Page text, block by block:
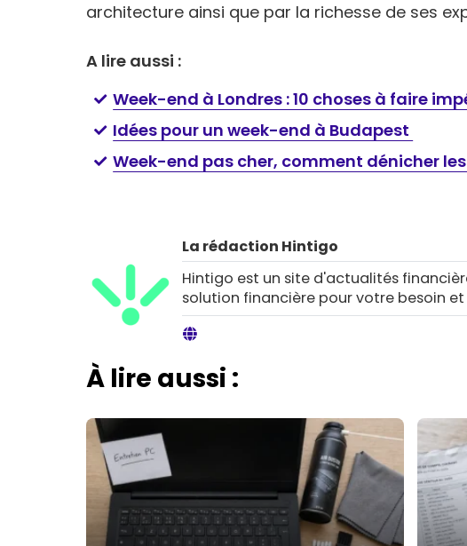
architecture ainsi que par la richesse de ses
A lire aussi :
Week-end à Londres : 10 choses à faire
Idées pour un week-end à Budapest
Week-end pas cher, comment dénicher
La rédaction Hintigo
Hintigo est un site d'actualités
solution financière pour votre besoin
À lire aussi :